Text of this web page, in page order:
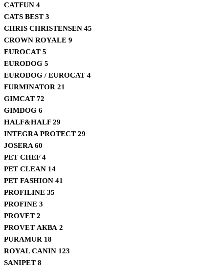
CATFUN 4
CATS BEST 3
CHRIS CHRISTENSEN 45
CROWN ROYALE 9
EUROCAT 5
EURODOG 5
EURODOG / EUROCAT 4
FURMINATOR 21
GIMCAT 72
GIMDOG 6
HALF&HALF29
INTEGRA PROTECT 29
JOSERA 60
PET CHEF4
PET CLEAN 14
PET FASHION 41
PROFILINE 35
PROFINE 3
PROVET 2
PROVET АКВА 2
PURAMUR 18
ROYAL CANIN 123
SANIPET 8